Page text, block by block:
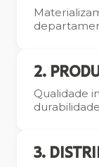
2.
Qualidade
3.